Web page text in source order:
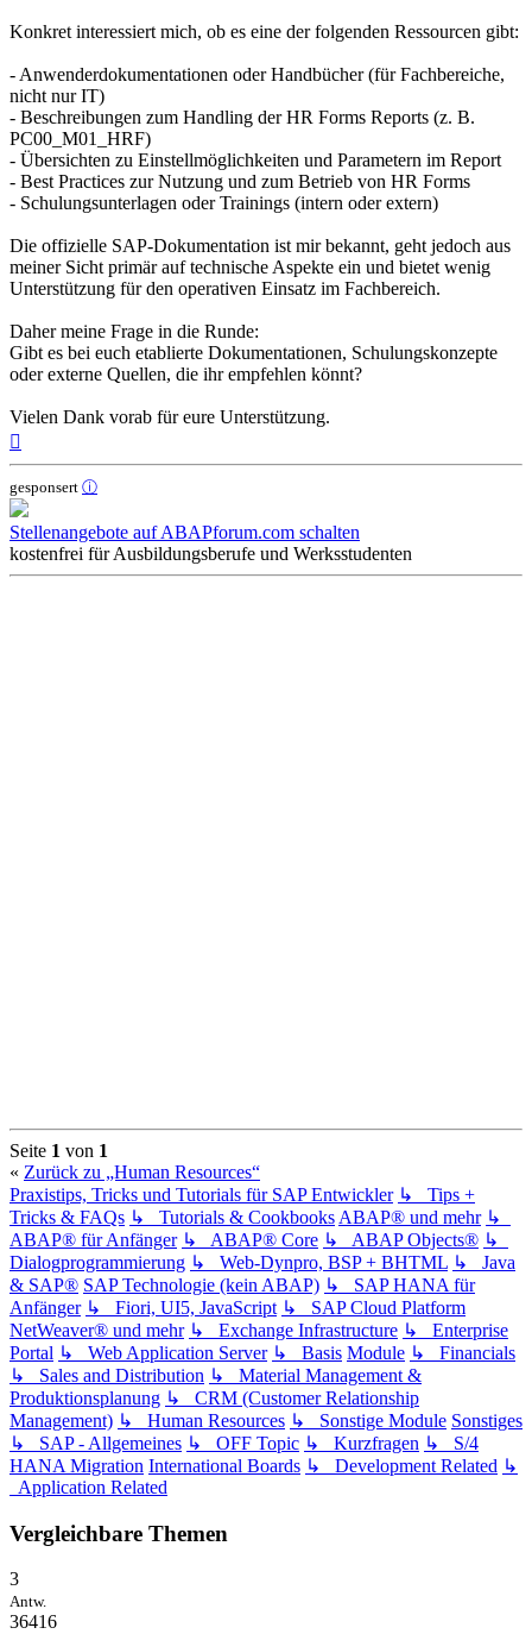
Konkret interessiert mich, ob es eine der folgenden Ressourcen gibt:
- Anwenderdokumentationen oder Handbücher (für Fachbereiche,
nicht nur IT)
- Beschreibungen zum Handling der HR Forms Reports (z. B.
PC00_M01_HRF)
- Übersichten zu Einstellmöglichkeiten und Parametern im Report
- Best Practices zur Nutzung und zum Betrieb von HR Forms
- Schulungsunterlagen oder Trainings (intern oder extern)
Die offizielle SAP-Dokumentation ist mir bekannt, geht jedoch aus
meiner Sicht primär auf technische Aspekte ein und bietet wenig
Unterstützung für den operativen Einsatz im Fachbereich.
Daher meine Frage in die Runde:
Gibt es bei euch etablierte Dokumentationen, Schulungskonzepte
oder externe Quellen, die ihr empfehlen könnt?
Vielen Dank vorab für eure Unterstützung.
gesponsert ⓘ
Stellenangebote auf ABAPforum.com schalten
kostenfrei für Ausbildungsberufe und Werksstudenten
Seite 1 von 1
« Zurück zu „Human Resources“
Praxistips, Tricks und Tutorials für SAP Entwickler ↳ Tips +
Tricks & FAQs ↳ Tutorials & Cookbooks ABAP® und mehr ↳
ABAP® für Anfänger ↳ ABAP® Core ↳ ABAP Objects® ↳
Dialogprogrammierung ↳ Web-Dynpro, BSP + BHTML ↳ Java
& SAP® SAP Technologie (kein ABAP) ↳ SAP HANA für
Anfänger ↳ Fiori, UI5, JavaScript ↳ SAP Cloud Platform
NetWeaver® und mehr ↳ Exchange Infrastructure ↳ Enterprise
Portal ↳ Web Application Server ↳ Basis Module ↳ Financials
↳ Sales and Distribution ↳ Material Management &
Produktionsplanung ↳ CRM (Customer Relationship
Management) ↳ Human Resources ↳ Sonstige Module Sonstiges
↳ SAP - Allgemeines ↳ OFF Topic ↳ Kurzfragen ↳ S/4
HANA Migration International Boards ↳ Development Related ↳
Application Related
Vergleichbare Themen
3
Antw.
36416